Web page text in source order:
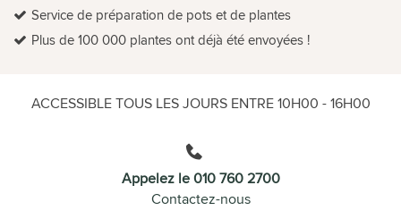
Service de préparation de pots et de plantes
Plus de 100 000 plantes ont déjà été envoyées !
ACCESSIBLE TOUS LES JOURS ENTRE 10H00 - 16H00
Appelez le 010 760 2700
Contactez-nous